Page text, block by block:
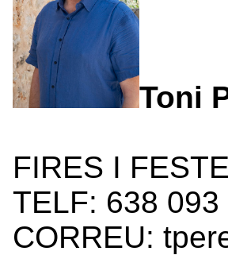
Toni
FIRES I
TELF: 638 093
CORREU: